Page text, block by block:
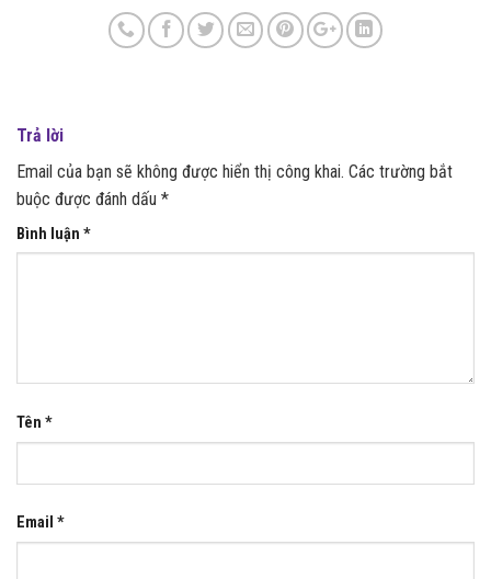
Trả lời
Email của bạn sẽ không được hiển thị công khai. Các trường bắt
buộc được đánh dấu *
Bình luận *
Tên *
Email *